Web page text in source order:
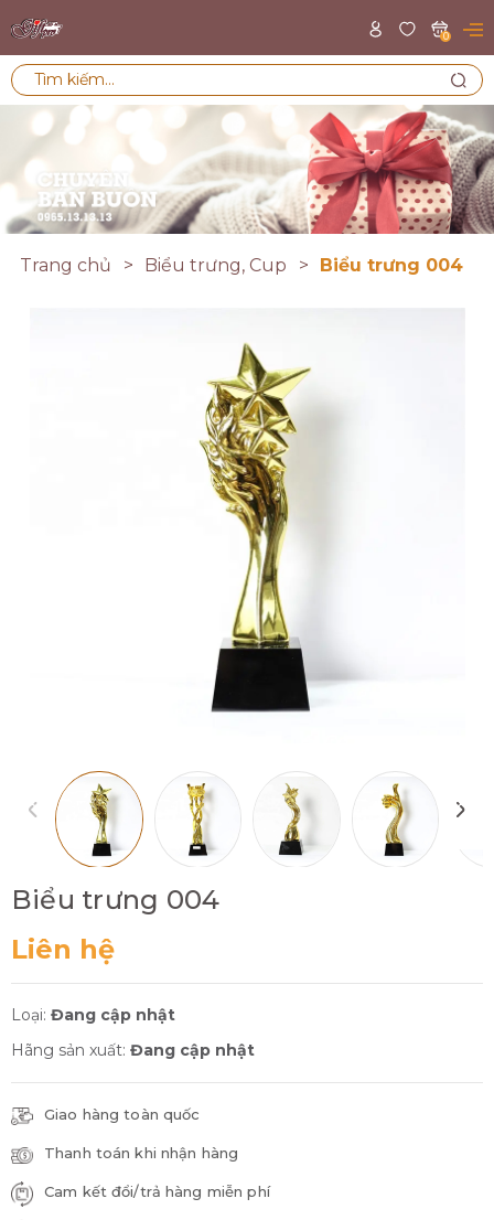
0
Trang chủ Biểu trưng, Cup Biểu trưng 004
Biểu trưng 004
Liên hệ
Loại: Đang cập nhật
Hãng sản xuất: Đang cập nhật
Giao hàng toàn quốc
Thanh toán khi nhận hàng
Cam kết đổi/trả hàng miễn phí